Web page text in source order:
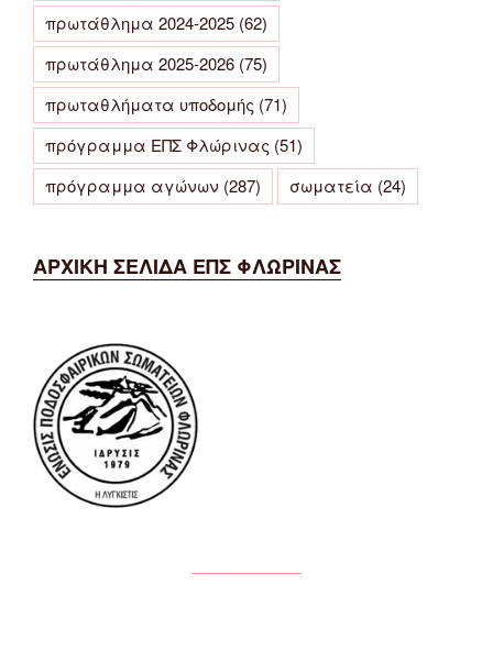
πρωτάθλημα 2024-2025 (62)
πρωτάθλημα 2025-2026 (75)
πρωταθλήματα υποδομής (71)
πρόγραμμα ΕΠΣ Φλώρινας (51)
πρόγραμμα αγώνων (287) σωματεία (24)
ΑΡΧΙΚΗ ΣΕΛΙΔΑ ΕΠΣ ΦΛΩΡΙΝΑΣ